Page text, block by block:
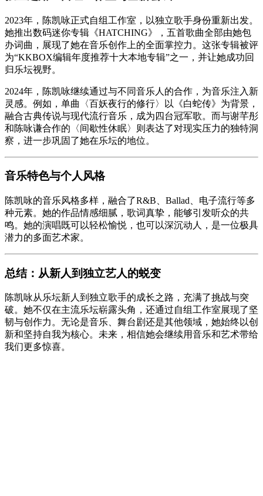
2023年，陈凯咏正式自组工作室，以独立歌手身份重新出发。
她推出数码迷你专辑《HATCHING》，五首歌曲全部由她包
办词曲，展现了她在音乐创作上的全面掌控力。这张专辑被评
为“KKBOX编辑年度推荐十大本地专辑”之一，并让她成功回
归乐坛视野。
2024年，陈凯咏继续通过与不同音乐人的合作，为音乐注入新
灵感。例如，单曲〈百妖夜行的修行〉以《白蛇传》为背景，
融合古典传说与现代流行音乐，成为四台冠军歌。而与谢芊彤
和陈咏谦合作的〈间歇性休眠〉则表达了对现实压力的独特洞
察，进一步巩固了她在乐坛的地位。
音乐特色与个人风格
陈凯咏的音乐风格多样，融合了R&B、Ballad、电子流行等多
种元素。她的作品情感细腻，歌词真挚，能够引发听众的共
鸣。她的演唱既可以轻松愉悦，也可以深沉动人，是一位极具
潜力的多面艺术家。
总结：从新人到独立艺人的蜕变
陈凯咏从乐坛新人到独立歌手的成长之路，充满了挑战与突
破。她不仅在主流乐坛崭露头角，还通过自组工作室展现了坚
韧与创作力。无论是音乐、舞台剧还是其他领域，她始终以创
新和坚持自我为核心。未来，相信她会继续用音乐和艺术带给
我们更多惊喜。